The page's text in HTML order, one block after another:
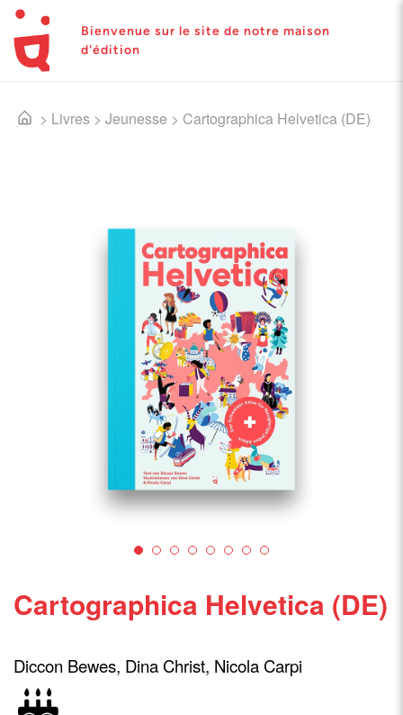
Bienvenue sur le site de notre maison
d'édition
> Livres > Jeunesse > Cartographica Helvetica (DE)
Cartographica Helvetica (DE)
Diccon Bewes, Dina Christ, Nicola Carpi